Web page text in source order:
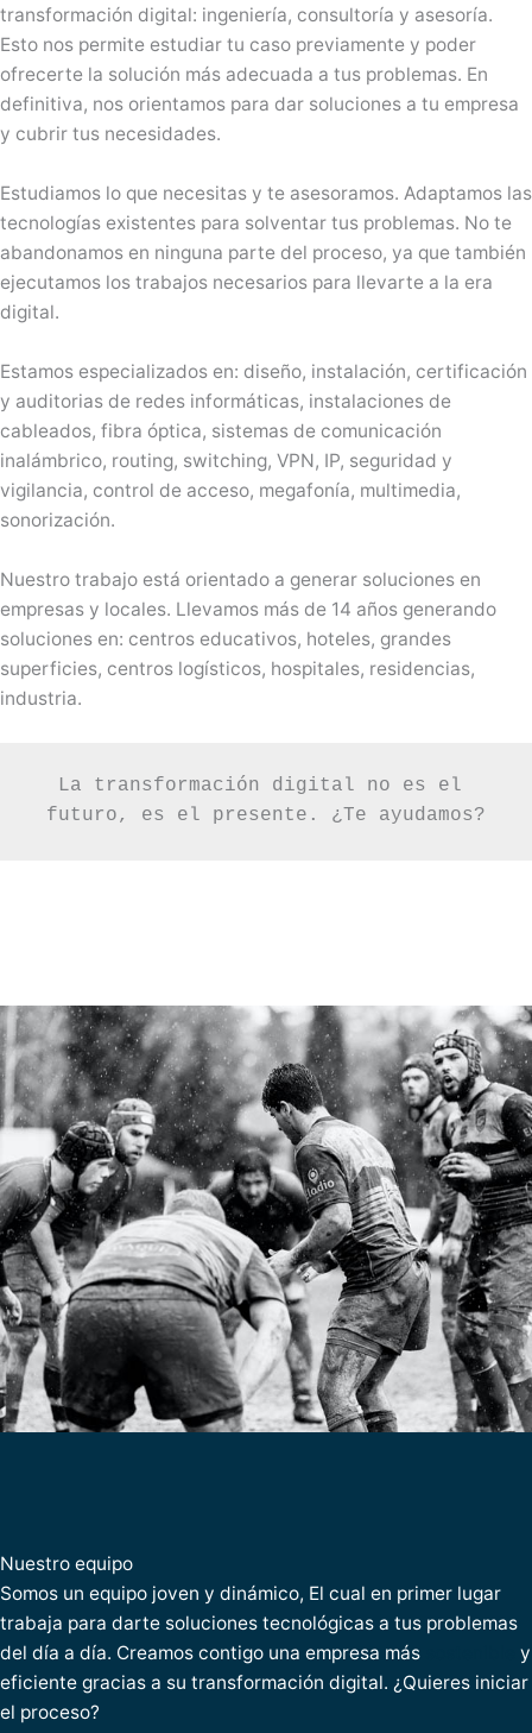
transformación digital: ingeniería, consultoría y asesoría.
Esto nos permite estudiar tu caso previamente y poder
ofrecerte la solución más adecuada a tus problemas. En
definitiva, nos orientamos para dar soluciones a tu empresa
y cubrir tus necesidades.
Estudiamos lo que necesitas y te asesoramos. Adaptamos las
tecnologías existentes para solventar tus problemas. No te
abandonamos en ninguna parte del proceso, ya que también
ejecutamos los trabajos necesarios para llevarte a la era
digital.
Estamos especializados en: diseño, instalación, certificación
y auditorias de redes informáticas, instalaciones de
cableados, fibra óptica, sistemas de comunicación
inalámbrico, routing, switching, VPN, IP, seguridad y
vigilancia, control de acceso, megafonía, multimedia,
sonorización.
Nuestro trabajo está orientado a generar soluciones en
empresas y locales. Llevamos más de 14 años generando
soluciones en: centros educativos, hoteles, grandes
superficies, centros logísticos, hospitales, residencias,
industria.
La transformación digital no es el
futuro, es el presente. ¿Te ayudamos?
Nuestro equipo
Somos un equipo joven y dinámico, El cual en primer lugar
trabaja para darte soluciones tecnológicas a tus problemas
del día a día. Creamos contigo una empresa más
y
eficiente gracias a su transformación digital. ¿Quieres iniciar
el proceso?